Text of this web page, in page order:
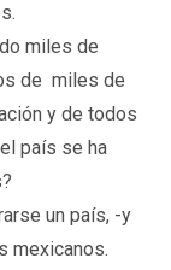
miles de
de miles de
y de todos
país se ha
un país, -y
mexicanos.